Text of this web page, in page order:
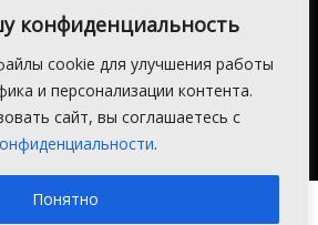
конфиденциальность
cookie для улучшения работы
и персонализации контента.
сайт, вы соглашаетесь с
.
Понятно
газеты Сосновская Нива
Петрович Попов, 1988 — 2026.
4 MB | MySQL запросов в базу: 102 |